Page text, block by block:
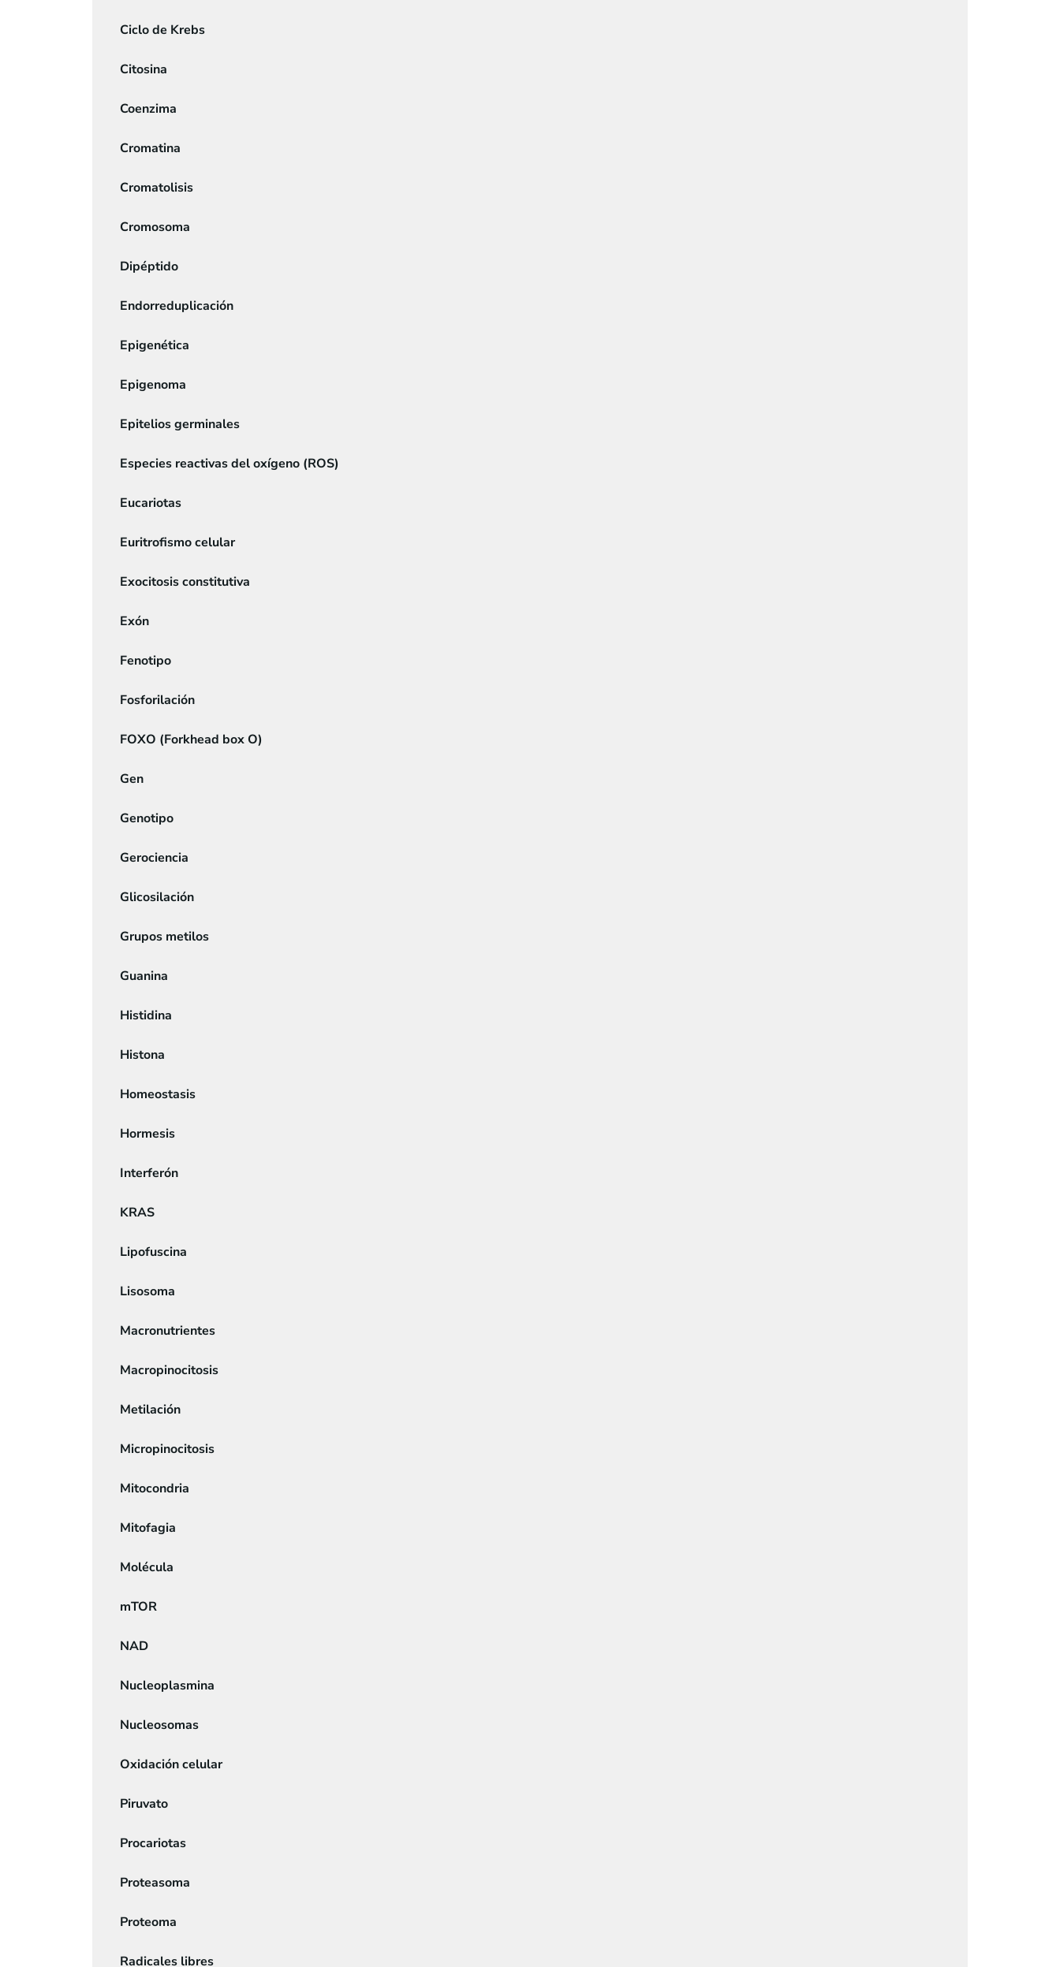
Ciclo de Krebs
Citosina
Coenzima
Cromatina
Cromatolisis
Cromosoma
Dipéptido
Endorreduplicación
Epigenética
Epigenoma
Epitelios germinales
Especies reactivas del oxígeno (ROS)
Eucariotas
Euritrofismo celular
Exocitosis constitutiva
Exón
Fenotipo
Fosforilación
FOXO (Forkhead box O)
Gen
Genotipo
Gerociencia
Glicosilación
Grupos metilos
Guanina
Histidina
Histona
Homeostasis
Hormesis
Interferón
KRAS
Lipofuscina
Lisosoma
Macronutrientes
Macropinocitosis
Metilación
Micropinocitosis
Mitocondria
Mitofagia
Molécula
mTOR
NAD
Nucleoplasmina
Nucleosomas
Oxidación celular
Piruvato
Procariotas
Proteasoma
Proteoma
Radicales libres